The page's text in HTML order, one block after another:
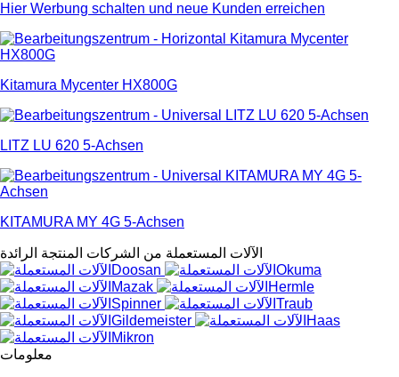
Hier Werbung schalten und neue Kunden erreichen
Kitamura Mycenter HX800G
LITZ LU 620 5-Achsen
KITAMURA MY 4G 5-Achsen
الآلات المستعملة من الشركات المنتجة الرائدة
معلومات